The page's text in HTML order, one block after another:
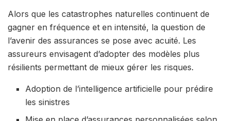
Alors que les catastrophes naturelles continuent de
gagner en fréquence et en intensité, la question de
l’avenir des assurances se pose avec acuité. Les
assureurs envisagent d’adopter des modèles plus
résilients permettant de mieux gérer les risques.
Adoption de l’intelligence artificielle pour prédire
les sinistres